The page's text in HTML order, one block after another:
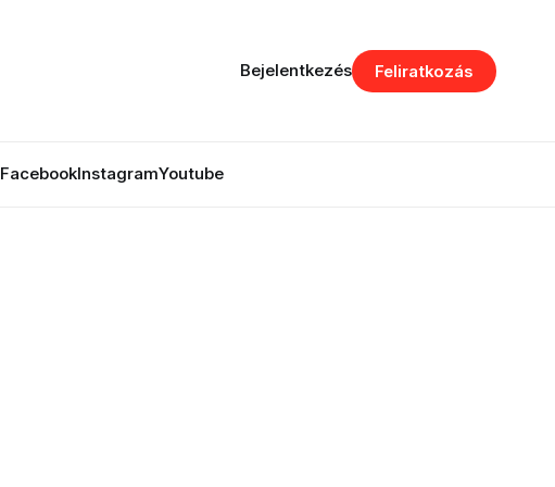
FacebookInstagramYoutube
Bejelentkezés Feliratkozás